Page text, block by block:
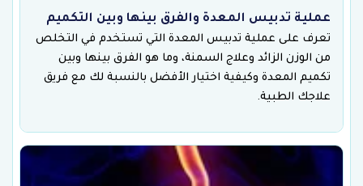
عملية تدبيس المعدة والفرق بينها وبين التكميم
تعرف على عملية تدبيس المعدة التي تستخدم في التخلص
من الوزن الزائد وعلاج السمنة، وما هو الفرق بينها وبين
تكميم المعدة وكيفية اختيار الأفضل بالنسبة لك مع فريق
علاجك الطبية.